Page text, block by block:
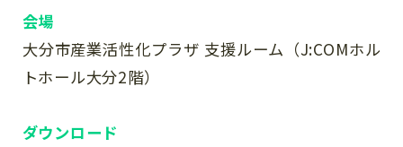
会場
大分市産業活性化プラザ 支援ルーム（J:COMホル
トホール大分2階）
ダウンロード